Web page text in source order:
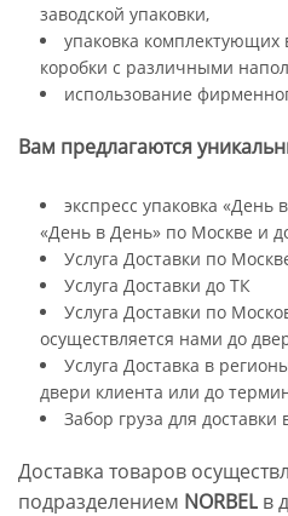
заводской упаковки,
упаковка
коробки с различными
использование
Вам предлагаются
экспресс упаковка «День
«День в День» по Москве и
Услуга Доставки по
Услуга Доставки до ТК
Услуга Доставки по
осуществляется нами до
Услуга Доставка в
двери клиента или до
Забор груза для доставки
Доставка товаров
подразделением NORBEL в